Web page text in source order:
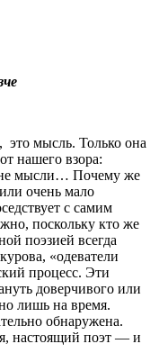
это мысль. Только она
нашего взора:
мысли… Почему же
очень мало
с самим
поскольку кто же
поэзией всегда
«одеватели
процесс. Эти
доверчивого или
лишь на время.
обнаружена.
настоящий поэт — и